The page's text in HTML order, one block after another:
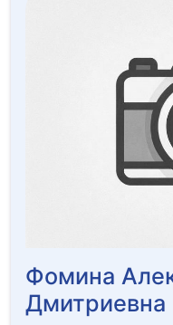
Фомина
Дмитриевна